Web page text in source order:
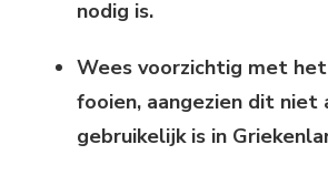
nodig is.
Wees voorzichtig met
fooien, aangezien dit niet
gebruikelijk is in